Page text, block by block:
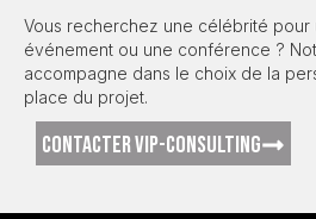
Vous recherchez une célébrité pour
événement ou une conférence ?
accompagne dans le choix de la
place du projet.
CONTACTER VIP-CONSULTING